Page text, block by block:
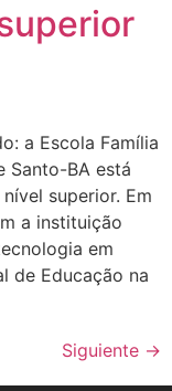
a Escola Família
Santo-BA está
superior. Em
a instituição
em
de Educação na
Siguiente →